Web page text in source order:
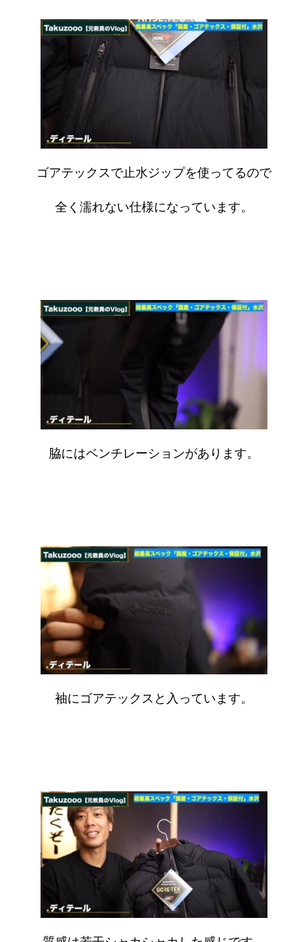
ゴアテックスで止水ジップを使ってるので
全く濡れない仕様になっています。
脇にはベンチレーションがあります。
袖にゴアテックスと入っています。